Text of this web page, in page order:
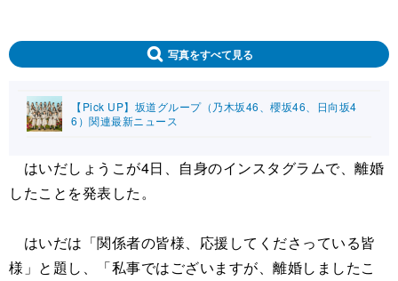
写真をすべて見る
【Pick UP】坂道グループ（乃木坂46、櫻坂46、日向坂4
6）関連最新ニュース
はいだしょうこが4日、自身のインスタグラムで、離婚
したことを発表した。
はいだは「関係者の皆様、応援してくださっている皆
様」と題し、「私事ではございますが、離婚しましたこ